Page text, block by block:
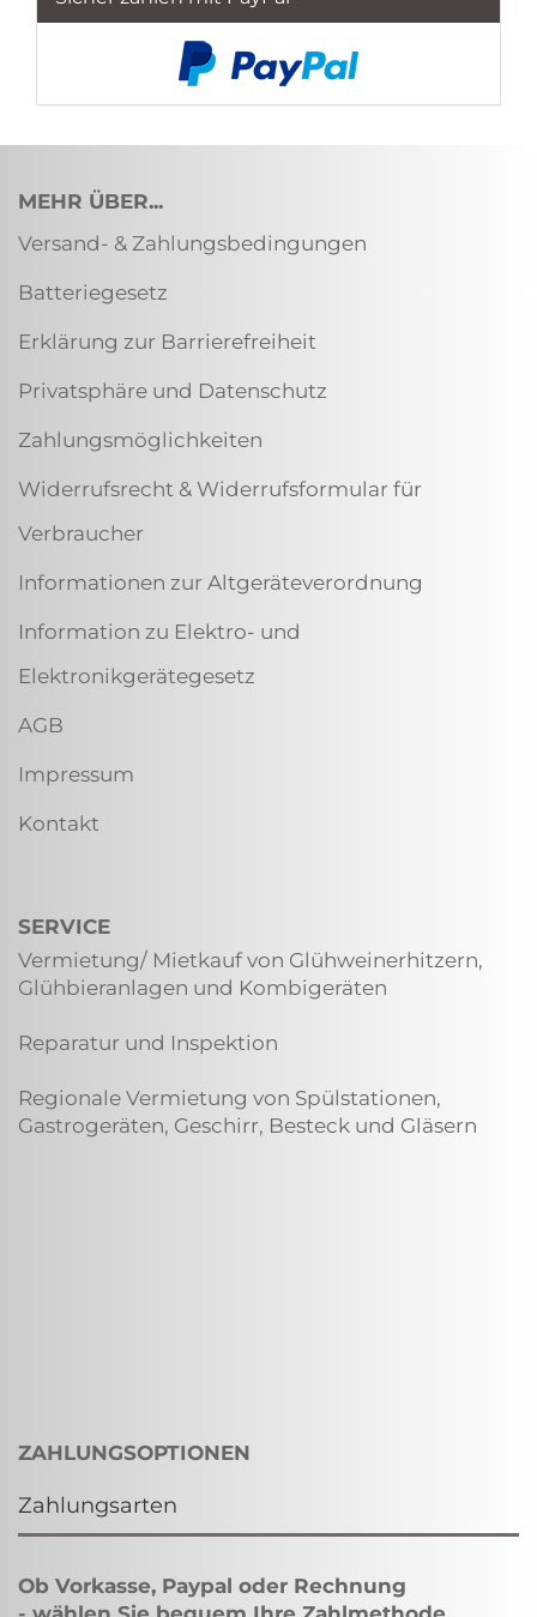
MEHR ÜBER...
Versand- & Zahlungsbedingungen
Batteriegesetz
Erklärung zur Barrierefreiheit
Privatsphäre und Datenschutz
Zahlungsmöglichkeiten
Widerrufsrecht & Widerrufsformular für
Verbraucher
Informationen zur Altgeräteverordnung
Information zu Elektro- und
Elektronikgerätegesetz
AGB
Impressum
Kontakt
SERVICE
Vermietung/ Mietkauf von Glühweinerhitzern,
Glühbieranlagen und Kombigeräten
Reparatur und Inspektion
Regionale Vermietung von Spülstationen,
Gastrogeräten, Geschirr, Besteck und Gläsern
ZAHLUNGSOPTIONEN
Zahlungsarten
Ob Vorkasse, Paypal oder Rechnung